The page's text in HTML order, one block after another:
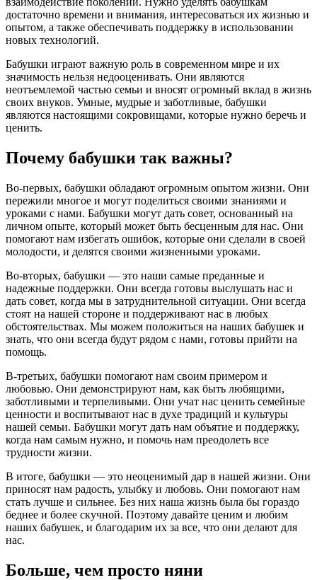
достаточно времени и внимания, интересоваться их жизнью и
опытом, а также обеспечивать поддержку в использовании
новых технологий.
Бабушки играют важную роль в современном мире и их
значимость нельзя недооценивать. Они являются
неотъемлемой частью семьи и вносят огромный вклад в жизнь
своих внуков. Умные, мудрые и заботливые, бабушки
являются настоящими сокровищами, которые нужно беречь и
ценить.
Почему бабушки так важны?
Во-первых, бабушки обладают огромным опытом жизни. Они
пережили многое и могут поделиться своими знаниями и
уроками с нами. Бабушки могут дать совет, основанный на
личном опыте, который может быть бесценным для нас. Они
помогают нам избегать ошибок, которые они сделали в своей
молодости, и делятся своими жизненными уроками.
Во-вторых, бабушки — это наши самые преданные и
надежные поддержки. Они всегда готовы выслушать нас и
дать совет, когда мы в затруднительной ситуации. Они всегда
стоят на нашей стороне и поддерживают нас в любых
обстоятельствах. Мы можем положиться на наших бабушек и
знать, что они всегда будут рядом с нами, готовы прийти на
помощь.
В-третьих, бабушки помогают нам своим примером и
любовью. Они демонстрируют нам, как быть любящими,
заботливыми и терпеливыми. Они учат нас ценить семейные
ценности и воспитывают нас в духе традиций и культуры
нашей семьи. Бабушки могут дать нам объятие и поддержку,
когда нам самым нужно, и помочь нам преодолеть все
трудности жизни.
В итоге, бабушки — это неоценимый дар в нашей жизни. Они
приносят нам радость, улыбку и любовь. Они помогают нам
стать лучше и сильнее. Без них наша жизнь была бы гораздо
беднее и более скучной. Поэтому давайте ценим и любим
наших бабушек, и благодарим их за все, что они делают для
нас.
Больше, чем просто няни